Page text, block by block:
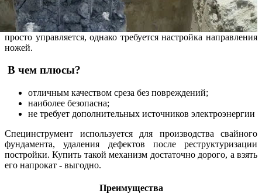
просто управляется, однако требуется настройка направления
ножей.
В чем плюсы?
отличным качеством среза без повреждений;
наиболее безопасна;
не требует дополнительных источников электроэнергии
Специнструмент используется для производства свайного
фундамента, удаления дефектов после реструктуризации
постройки. Купить такой механизм достаточно дорого, а взять
его напрокат - выгодно.
Преимущества